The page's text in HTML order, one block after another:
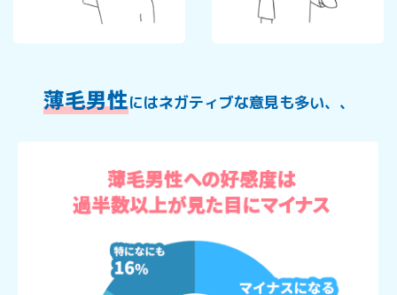
薄毛男性にはネガティブな意見も多い、、